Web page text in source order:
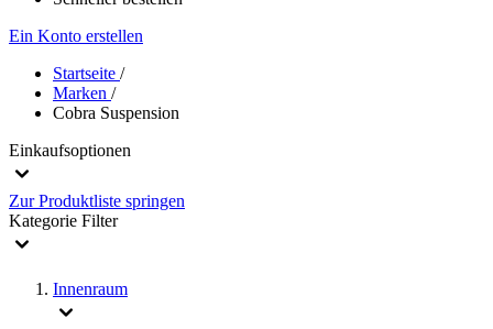
Ein Konto erstellen
Startseite /
Marken /
Cobra Suspension
Einkaufsoptionen
Zur Produktliste springen
Kategorie Filter
Innenraum